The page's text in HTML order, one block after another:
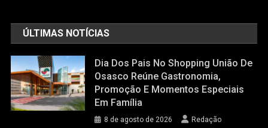
ÚLTIMAS NOTÍCIAS
Dia Dos Pais No Shopping União De
Osasco Reúne Gastronomia,
Promoção E Momentos Especiais
Em Família
8 de agosto de 2026 Redação